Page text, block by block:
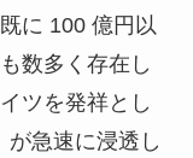
に 100 億円以
数多く存在し
ツを発祥とし
が急速に浸透し